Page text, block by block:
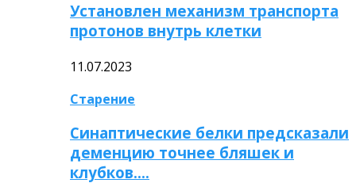
Установлен механизм транспорта
протонов внутрь клетки
11.07.2023
Старение
Синаптические белки предсказали
деменцию точнее бляшек и
клубков….